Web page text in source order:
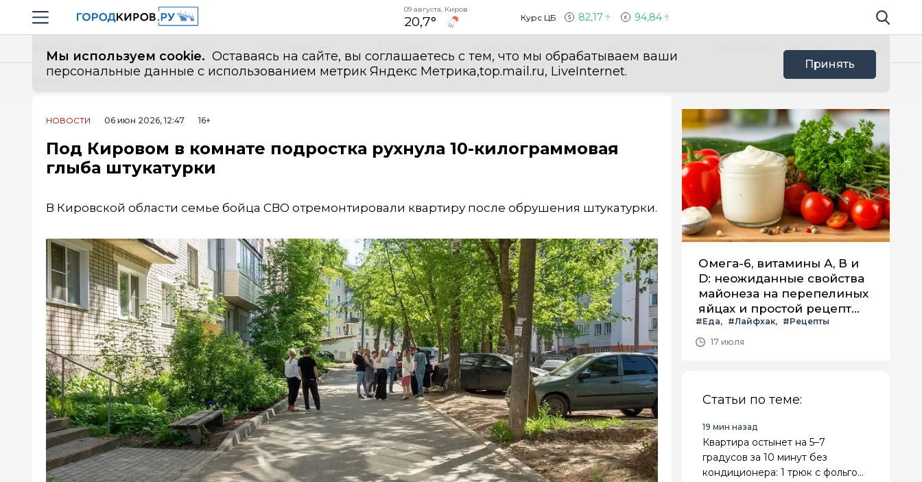
Навигация сайта
09 августа, Киров
20,7° Курс ЦБ 82,17 94,84 Поиск по
Мы используем cookie. Оставаясь на сайте, вы соглашаетесь с тем, что мы обрабатываем ваши
персональные данные с использованием метрик Яндекс Метрика,top.mail.ru, LiveInternet.
Принять
Все новости
Главная Лента новостей
НОВОСТИ 06 июн 2026, 12:47 16+
Под Кировом в комнате подростка рухнула 10-килограммовая
глыба штукатурки
В Кировской области семье бойца СВО отремонтировали квартиру после обрушения штукатурки.
Омега-6, витамины А, В и
D: неожиданные свойства
майонеза на перепелиных
яйцах и простой рецепт
летнего салата с ним
#Еда #Лайфхак
#Рецепты
17 июля
Статьи по теме:
19 мин назад
Квартира остынет на 5–7
градусов за 10 минут без
кондиционера: 1 трюк с фольгой